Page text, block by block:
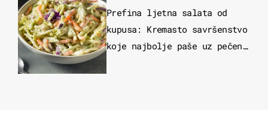
Prefina ljetna salata od
kupusa: Kremasto savršenstvo
koje najbolje paše uz pečeno